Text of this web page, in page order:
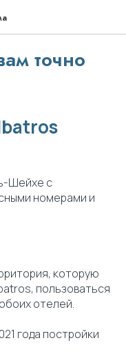
точно
Шейхе с
номерами и
которую
пользоваться
отелей.
года постройки